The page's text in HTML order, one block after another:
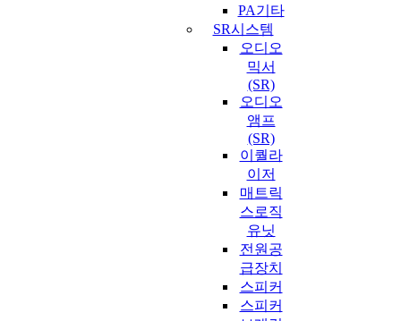
PA기타
SR시스템
오디오
믹서
(SR)
오디오
앰프
(SR)
이퀄라
이저
매트릭
스로직
유닛
전원공
급장치
스피커
스피커